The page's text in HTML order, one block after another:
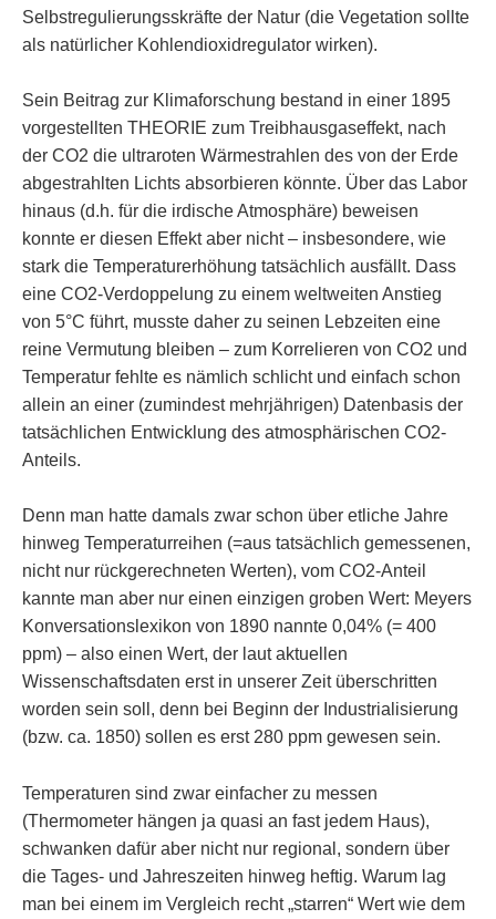
Selbstregulierungsskräfte der Natur (die Vegetation sollte
als natürlicher Kohlendioxidregulator wirken).
Sein Beitrag zur Klimaforschung bestand in einer 1895
vorgestellten THEORIE zum Treibhausgaseffekt, nach
der CO2 die ultraroten Wärmestrahlen des von der Erde
abgestrahlten Lichts absorbieren könnte. Über das Labor
hinaus (d.h. für die irdische Atmosphäre) beweisen
konnte er diesen Effekt aber nicht – insbesondere, wie
stark die Temperaturerhöhung tatsächlich ausfällt. Dass
eine CO2-Verdoppelung zu einem weltweiten Anstieg
von 5°C führt, musste daher zu seinen Lebzeiten eine
reine Vermutung bleiben – zum Korrelieren von CO2 und
Temperatur fehlte es nämlich schlicht und einfach schon
allein an einer (zumindest mehrjährigen) Datenbasis der
tatsächlichen Entwicklung des atmosphärischen CO2-
Anteils.
Denn man hatte damals zwar schon über etliche Jahre
hinweg Temperaturreihen (=aus tatsächlich gemessenen,
nicht nur rückgerechneten Werten), vom CO2-Anteil
kannte man aber nur einen einzigen groben Wert: Meyers
Konversationslexikon von 1890 nannte 0,04% (= 400
ppm) – also einen Wert, der laut aktuellen
Wissenschaftsdaten erst in unserer Zeit überschritten
worden sein soll, denn bei Beginn der Industrialisierung
(bzw. ca. 1850) sollen es erst 280 ppm gewesen sein.
Temperaturen sind zwar einfacher zu messen
(Thermometer hängen ja quasi an fast jedem Haus),
schwanken dafür aber nicht nur regional, sondern über
die Tages- und Jahreszeiten hinweg heftig. Warum lag
man bei einem im Vergleich recht „starren“ Wert wie dem